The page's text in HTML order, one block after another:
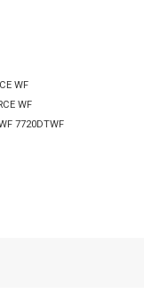
WF
WF
7720DTWF